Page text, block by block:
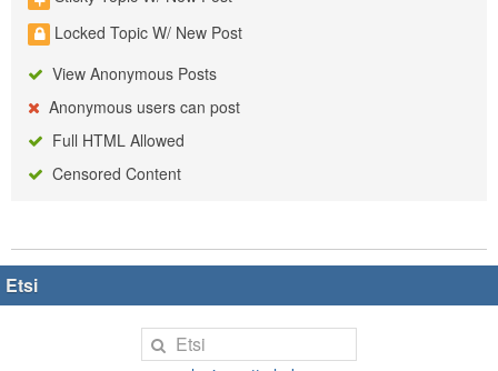
Locked Topic W/ New Post
View Anonymous Posts
Anonymous users can post
Full HTML Allowed
Censored Content
Etsi